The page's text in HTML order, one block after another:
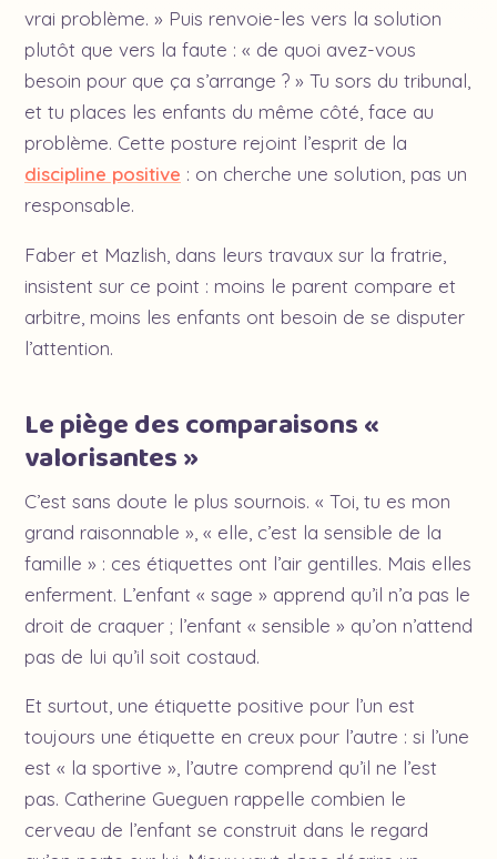
vrai problème. » Puis renvoie-les vers la solution
plutôt que vers la faute : « de quoi avez-vous
besoin pour que ça s’arrange ? » Tu sors du tribunal,
et tu places les enfants du même côté, face au
problème. Cette posture rejoint l’esprit de la
discipline positive : on cherche une solution, pas un
responsable.
Faber et Mazlish, dans leurs travaux sur la fratrie,
insistent sur ce point : moins le parent compare et
arbitre, moins les enfants ont besoin de se disputer
l’attention.
Le piège des comparaisons «
valorisantes »
C’est sans doute le plus sournois. « Toi, tu es mon
grand raisonnable », « elle, c’est la sensible de la
famille » : ces étiquettes ont l’air gentilles. Mais elles
enferment. L’enfant « sage » apprend qu’il n’a pas le
droit de craquer ; l’enfant « sensible » qu’on n’attend
pas de lui qu’il soit costaud.
Et surtout, une étiquette positive pour l’un est
toujours une étiquette en creux pour l’autre : si l’une
est « la sportive », l’autre comprend qu’il ne l’est
pas. Catherine Gueguen rappelle combien le
cerveau de l’enfant se construit dans le regard